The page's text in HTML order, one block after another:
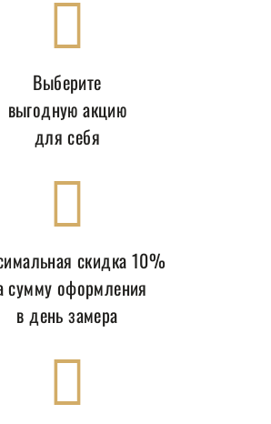
Выберите
выгодную акцию
для себя
скидка 10%
сумму оформления
в день замера